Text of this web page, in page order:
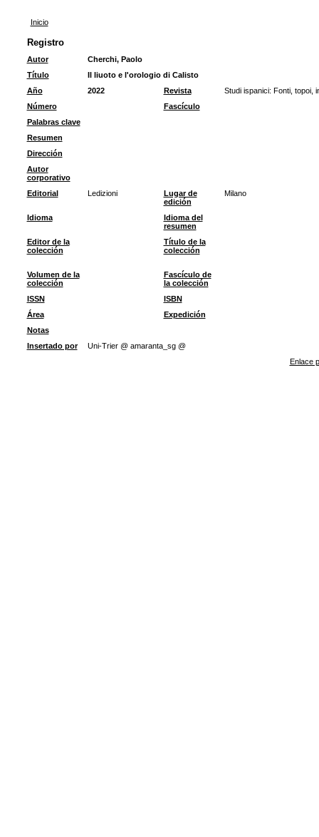
Inicio
Registro
Autor
Cherchi, Paolo
Título
Il liuoto e l'orologio di Calisto
Año
2022 Revista
Studi ispanici: Fonti, topoi,
Número
Fascículo
Palabras clave
Resumen
Dirección
Autor
corporativo
Editorial
Ledizioni
Lugar de
edición
Milano
Idioma
Idioma del
resumen
Editor de la
colección
Título de la
colección
Volumen de la
colección
Fascículo de
la colección
ISSN
ISBN
Área
Expedición
Notas
Insertado por
Uni-Trier @ amaranta_sg @
Enlace